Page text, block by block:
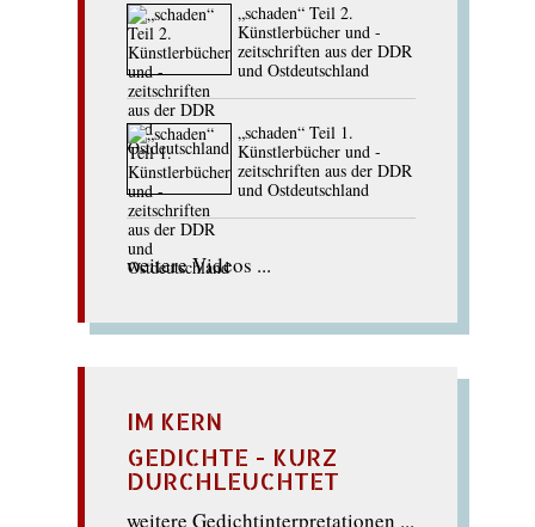
„schaden“ Teil 2.
Künstlerbücher und -
zeitschriften aus der DDR
und Ostdeutschland
„schaden“ Teil 1.
Künstlerbücher und -
zeitschriften aus der DDR
und Ostdeutschland
weitere Videos ...
IM KERN
GEDICHTE - KURZ
DURCHLEUCHTET
weitere Gedichtinterpretationen ...